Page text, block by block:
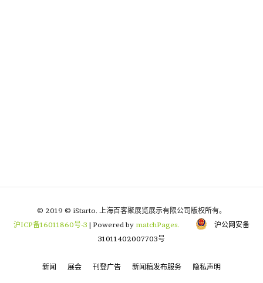
© 2019 © iStarto. 上海百客聚展览展示有限公司版权所有。
沪ICP备16011860号-3 | Powered by matchPages.
沪公网安备
31011402007703号
新闻 展会 刊登广告 新闻稿发布服务 隐私声明